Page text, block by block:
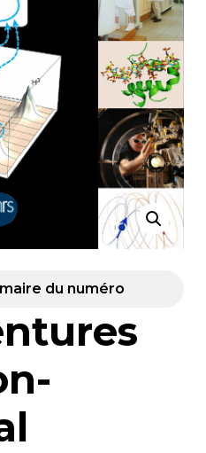
du numéro